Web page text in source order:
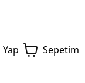
Sepetim